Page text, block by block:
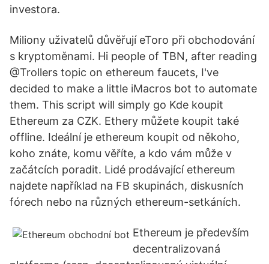
investora.
Miliony uživatelů důvěřují eToro při obchodování
s kryptoměnami. Hi people of TBN, after reading
@Trollers topic on ethereum faucets, I've
decided to make a little iMacros bot to automate
them. This script will simply go Kde koupit
Ethereum za CZK. Ethery můžete koupit také
offline. Ideální je ethereum koupit od někoho,
koho znáte, komu věříte, a kdo vám může v
začátcích poradit. Lidé prodávající ethereum
najdete například na FB skupinách, diskusních
fórech nebo na různých ethereum-setkáních.
Ethereum je především
decentralizovaná